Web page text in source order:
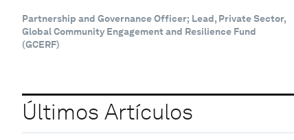
Partnership and Governance Officer; Lead, Private Sector,
Global Community Engagement and Resilience Fund
(GCERF)
Últimos Artículos